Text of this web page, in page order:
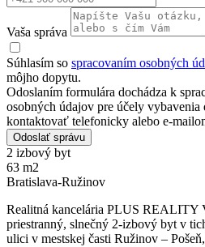
Vaša správa
Súhlasím so spracovaním osobných
môjho dopytu.
Odoslaním formulára dochádza k
osobných údajov pre účely vybavenia
kontaktovať telefonicky alebo e-
Odoslať správu
2 izbový byt
63 m2
Bratislava-Ružinov
Realitná kancelária PLUS REALITY
priestranný, slnečný 2-izbový byt v
ulici v mestskej časti Ružinov –